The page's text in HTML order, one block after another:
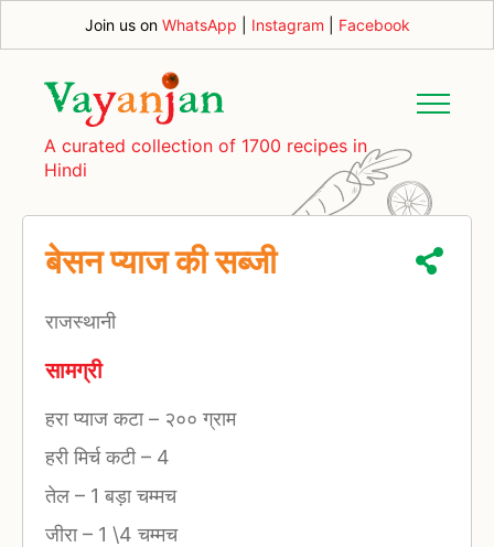
Join us on WhatsApp Instagram Facebook
A curated collection of 1700 recipes in
Hindi
बेसन प्याज की सब्जी
राजस्थानी
सामग्री
हरा प्याज कटा– २०० ग्राम
हरी मिर्च कटी– 4
तेल – 1 बड़ा चम्मच
जीरा– 1 \4 चम्मच